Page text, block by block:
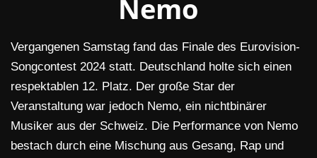
Nemo
Vergangenen Samstag fand das Finale des Eurovision-
Songcontest 2024 statt. Deutschland holte sich einen
respektablen 12. Platz. Der große Star der
Veranstaltung war jedoch Nemo, ein nichtbinärer
Musiker aus der Schweiz. Die Performance von Nemo
bestach durch eine Mischung aus Gesang, Rap und